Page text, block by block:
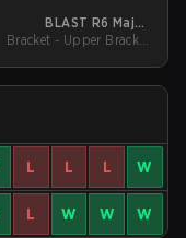
BLAST R6 Major
Munich
Bracket - Upper Bracket
L L L W
L W W W